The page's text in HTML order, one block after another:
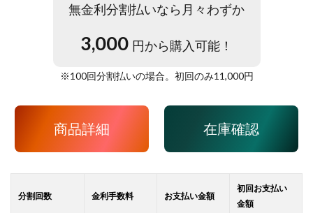
無金利分割払いなら月々わずか
3,000 円から購入可能！
※100回分割払いの場合。初回のみ11,000円
商品詳細 在庫確認